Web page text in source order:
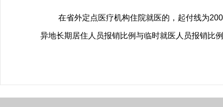
在省外定点医疗机构住院就医的，起付线为
异地长期居住人员报销比例与临时就医人员报销比